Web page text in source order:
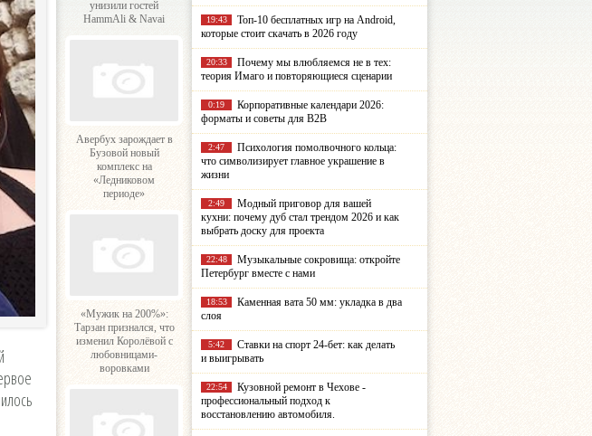
унизили гостей
HammAli & Navai
Авербух зарождает в
Бузовой новый
комплекс на
«Ледниковом
периоде»
«Мужик на 200%»:
Тарзан признался, что
изменил Королёвой с
любовницами-
воровками
19:43
Топ-10 бесплатных игр на Android,
которые стоит скачать в 2026 году
20:33
Почему мы влюбляемся не в тех:
теория Имаго и повторяющиеся сценарии
0:19
Корпоративные календари 2026:
форматы и советы для B2B
2:47
Психология помолвочного кольца:
что символизирует главное украшение в
жизни
2:49
Модный приговор для вашей
кухни: почему дуб стал трендом 2026 и как
выбрать доску для проекта
22:48
Музыкальные сокровища: откройте
Петербург вместе с нами
18:53
Каменная вата 50 мм: укладка в два
слоя
5:42
Ставки на спорт 24-бет: как делать
и выигрывать
22:54
Кузовной ремонт в Чехове -
профессиональный подход к
восстановлению автомобиля.